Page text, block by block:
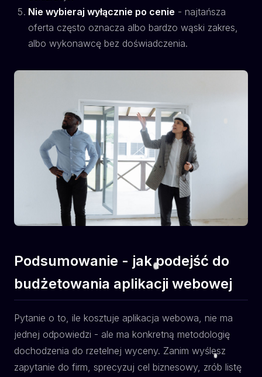
Nie wybieraj wyłącznie po cenie - najtańsza
oferta często oznacza albo bardzo wąski zakres,
albo wykonawcę bez doświadczenia.
Podsumowanie - jak podejść do
budżetowania aplikacji webowej
Pytanie o to, ile kosztuje aplikacja webowa, nie ma
jednej odpowiedzi - ale ma konkretną metodologię
dochodzenia do rzetelnej wyceny. Zanim wyślesz
zapytanie do firm, sprecyzuj cel biznesowy, zrób listę